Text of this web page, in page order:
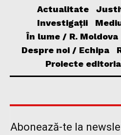
Actualitate
Investigații
În lume / R. Moldova
Despre noi / Echipa
Proiecte
Abonează-te la